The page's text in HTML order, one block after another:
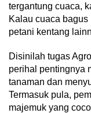
tergantung cuaca,
Kalau cuaca bagus
petani kentang
Disinilah tugas
perihal pentingnya
tanaman dan
Termasuk pula,
majemuk yang